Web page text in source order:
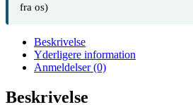
fra os)
Beskrivelse
Yderligere information
Anmeldelser (0)
Beskrivelse